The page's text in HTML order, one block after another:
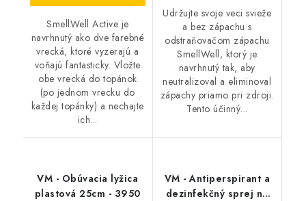
SmellWell Active je
navrhnutý ako dve farebné
vrecká, ktoré vyzerajú a
voňajú fantasticky. Vložte
obe vrecká do topánok
(po jednom vrecku do
každej topánky) a nechajte
ich...
Udržujte svoje veci svieže
a bez zápachu s
odstraňovačom zápachu
SmellWell, ktorý je
navrhnutý tak, aby
neutralizoval a eliminoval
zápachy priamo pri zdroji.
Tento účinný...
VM - Obúvacia lyžica
plastová 25cm - 3950
VM - Antiperspirant a
dezinfekčný sprej na